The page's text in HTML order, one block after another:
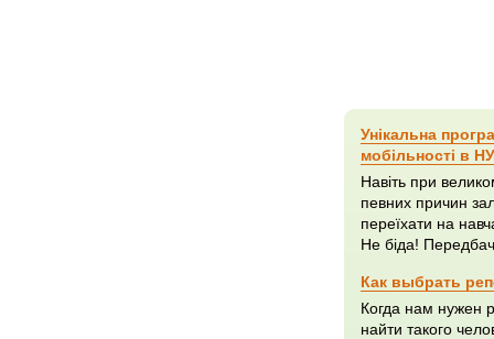
Унікальна
мобільності в
Навіть при
певних причин
переїхати на
Не біда!
Как выбрать
Когда нам нужен
найти такого